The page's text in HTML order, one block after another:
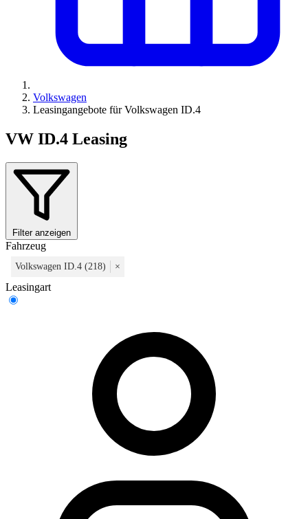
Volkswagen
Leasingangebote für Volkswagen ID.4
VW ID.4 Leasing
Filter anzeigen
Fahrzeug
Volkswagen ID.4 (218) ×
Leasingart